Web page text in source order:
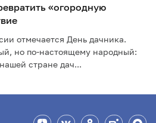
«огородную
отмечается День дачника.
но по-настоящему народный:
стране дач...